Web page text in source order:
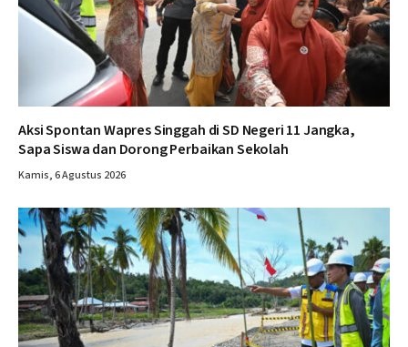
Aksi Spontan Wapres Singgah di SD Negeri 11 Jangka,
Sapa Siswa dan Dorong Perbaikan Sekolah
Kamis, 6 Agustus 2026